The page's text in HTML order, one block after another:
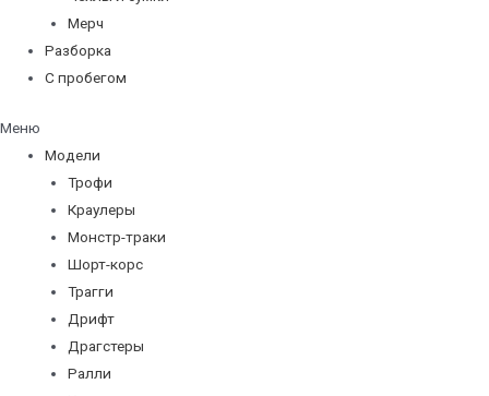
Мерч
Разборка
С пробегом
Меню
Модели
Трофи
Краулеры
Монстр-траки
Шорт-корс
Трагги
Дрифт
Драгстеры
Ралли